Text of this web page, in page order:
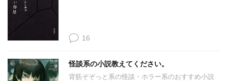
16
怪談系の小説教えてください。
背筋ぞぞっと系の怪談・ホラー系のおすすめ小説